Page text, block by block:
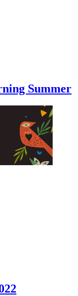
Summer